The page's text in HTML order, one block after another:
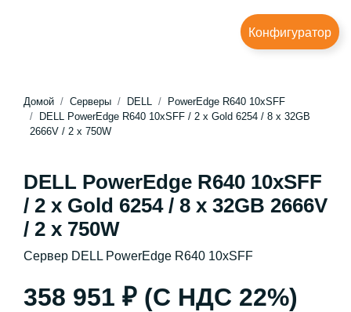
Конфигуратор
Домой Серверы DELL
PowerEdge R640 10xSFF
DELL PowerEdge R640 10xSFF / 2 x Gold 6254 / 8 x 32GB
2666V / 2 x 750W
DELL PowerEdge R640 10xSFF
/ 2 x Gold 6254 / 8 x 32GB 2666V
/ 2 x 750W
Сервер DELL PowerEdge R640 10xSFF
358 951 ₽ (С НДС 22%)